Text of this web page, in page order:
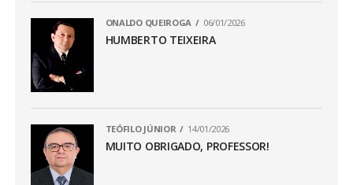
ONALDO QUEIROGA 06/01/2026
HUMBERTO TEIXEIRA
TEÓFILO JÚNIOR 14/01/2026
MUITO OBRIGADO, PROFESSOR!